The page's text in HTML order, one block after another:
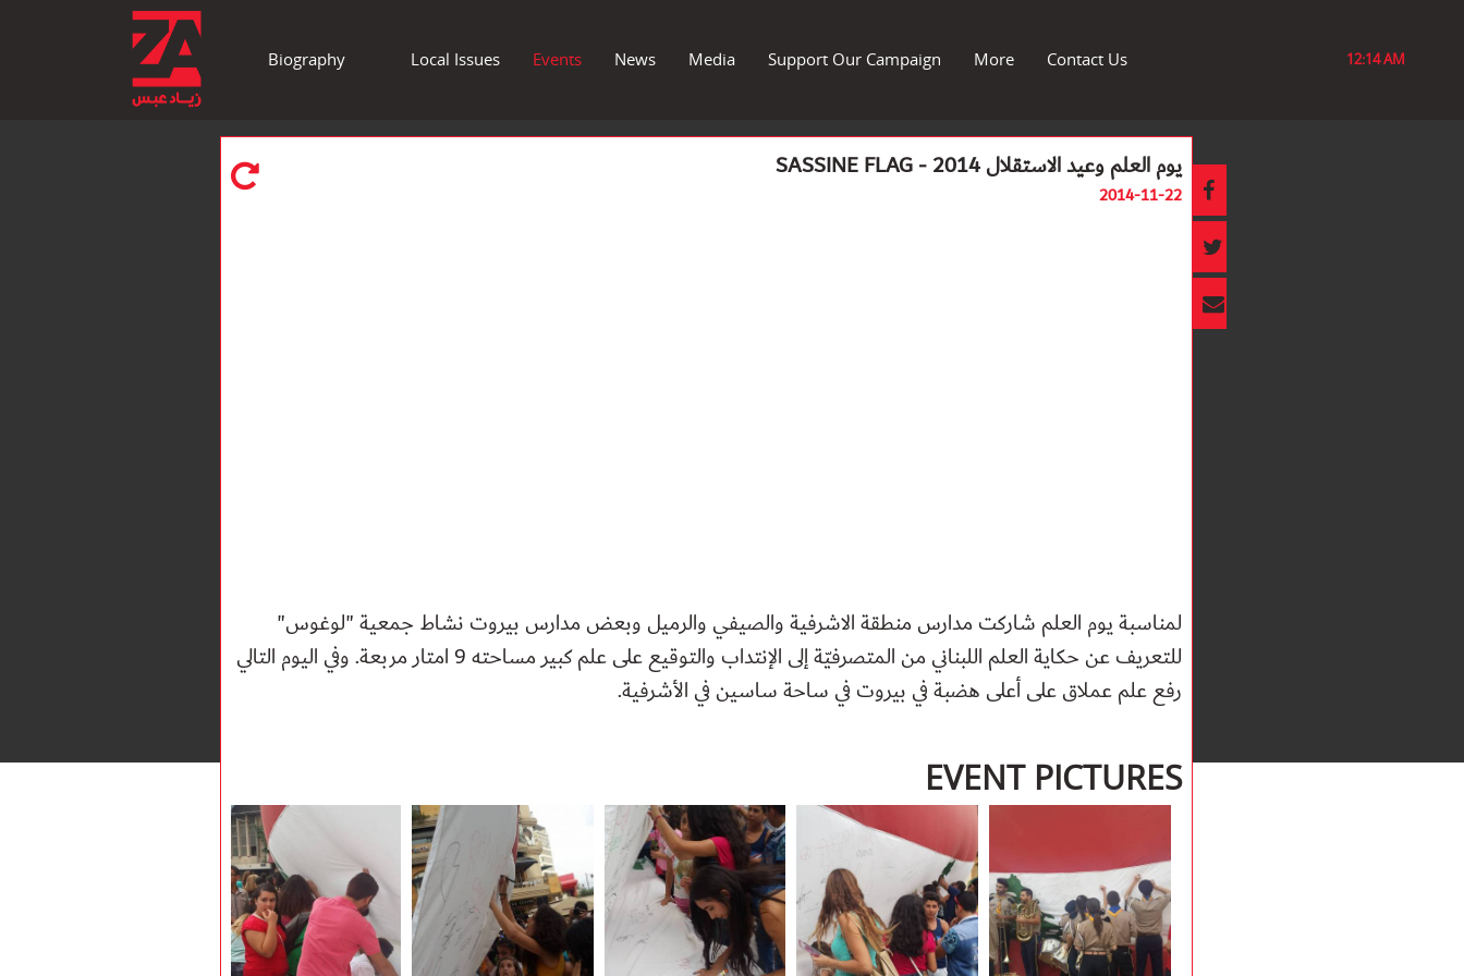
Biography Local Issues Events News Media Support Our Campaign More Contact Us 12:14 AM
يوم العلم وعيد الاستقلال 2014 - SASSINE FLAG
2014-11-22
لمناسبة يوم العلم شاركت مدارس منطقة الاشرفية والصيفي والرميل وبعض مدارس بيروت نشاط جمعية "لوغوس"
للتعريف عن حكاية
العلم اللبناني من المتصرفيّة إلى الإنتداب والتوقيع على علم كبير مساحته 9 امتار مربعة. وفي اليوم التالي
رفع علم عملاق على أعلى هضبة في بيروت في ساحة ساسين في الأشرفية.
EVENT PICTURES